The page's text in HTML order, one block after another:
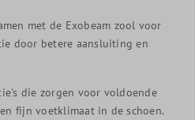
met de Exobeam zool voor
door betere aansluiting en
die zorgen voor voldoende
fijn voetklimaat in de schoen.